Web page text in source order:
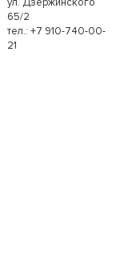
65/2
тел.: +7 910-740-00-
21